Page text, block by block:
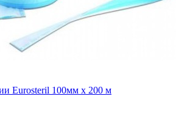
Eurosteril 100мм х 200 м